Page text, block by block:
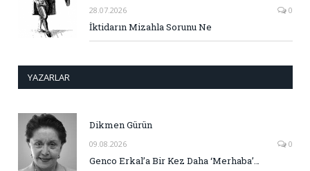
28.07.2026 0
İktidarın Mizahla Sorunu Ne
YAZARLAR
Dikmen Gürün
09.08.2026 0
Genco Erkal’a Bir Kez Daha ‘Merhaba’…